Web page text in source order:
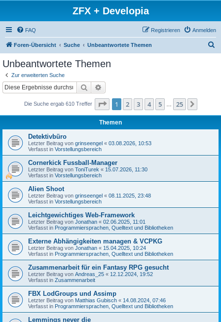
ZFX + Developia
FAQ Anmelden
Registrieren
Foren-Übersicht Suche Unbeantwortete Themen
Unbeantwortete Themen
Zur erweiterten Suche
Suche
Die Suche ergab 610 Treffer Seite 1von 25
1 2 3 4 5 25
Themen
Detektivbüro
Letzter Beitrag von grinseengel « 03.08.2026, 10:53
Verfasst in Vorstellungsbereich
Cornerkick Fussball-Manager
Letzter Beitrag von ToniTurek « 15.07.2026, 11:30
Verfasst in Vorstellungsbereich
Alien Shoot
Letzter Beitrag von grinseengel « 08.11.2025, 23:48
Verfasst in Vorstellungsbereich
Leichtgewichtiges Web-Framework
Letzter Beitrag von Jonathan « 02.06.2025, 11:01
Verfasst in Programmiersprachen, Quelltext und Bibliotheken
Externe Abhängigkeiten managen & VCPKG
Letzter Beitrag von Jonathan « 15.04.2025, 10:24
Verfasst in Programmiersprachen, Quelltext und Bibliotheken
Zusammenarbeit für ein Fantasy RPG gesucht
Letzter Beitrag von Andreas_25 « 12.12.2024, 19:52
Verfasst in Zusammenarbeit
FBX LodGroups und Assimp
Letzter Beitrag von Matthias Gubisch « 14.08.2024, 07:46
Verfasst in Programmiersprachen, Quelltext und Bibliotheken
Lemmings never die